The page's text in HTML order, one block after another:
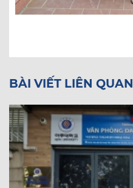
BÀI VIẾT LIÊN QUAN